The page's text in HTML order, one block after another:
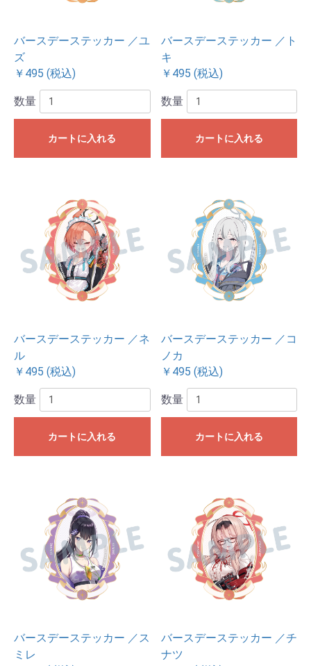
バースデーステッカー ／ユ
ズ
￥495 (税込)
数量
カートに入れる
バースデーステッカー ／ト
キ
￥495 (税込)
数量
カートに入れる
バースデーステッカー ／ネ
ル
￥495 (税込)
数量
カートに入れる
バースデーステッカー ／コ
ノカ
￥495 (税込)
数量
カートに入れる
バースデーステッカー ／ス
ミレ
バースデーステッカー ／チ
ナツ